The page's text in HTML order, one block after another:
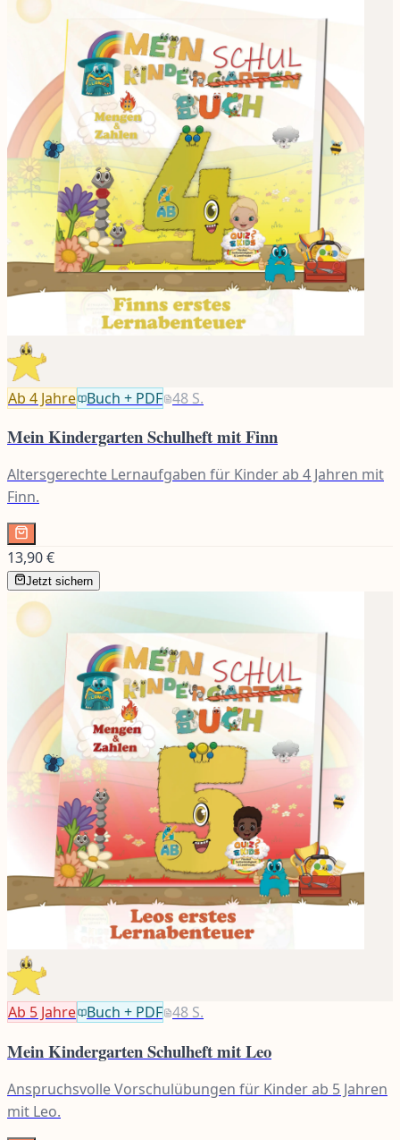
Ab 4 Jahre Buch + PDF 48 S.
Mein Kindergarten Schulheft mit Finn
Altersgerechte Lernaufgaben für Kinder ab 4 Jahren mit
Finn.
13,90 €
Jetzt sichern
Ab 5 Jahre Buch + PDF 48 S.
Mein Kindergarten Schulheft mit Leo
Anspruchsvolle Vorschulübungen für Kinder ab 5 Jahren
mit Leo.